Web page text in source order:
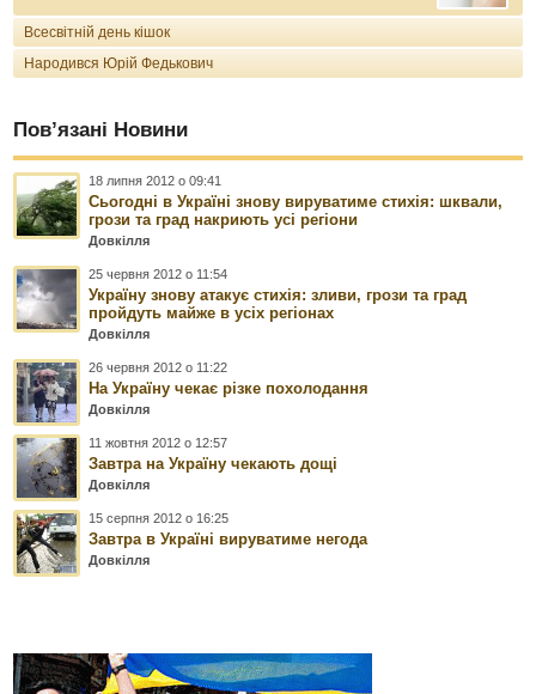
Всесвітній день кішок
Народився Юрій Федькович
Пов’язані Новини
18 липня 2012 о 09:41
Сьогодні в Україні знову вируватиме стихія: шквали,
грози та град накриють усі регіони
Довкілля
25 червня 2012 о 11:54
Україну знову атакує стихія: зливи, грози та град
пройдуть майже в усіх регіонах
Довкілля
26 червня 2012 о 11:22
На Україну чекає різке похолодання
Довкілля
11 жовтня 2012 о 12:57
Завтра на Україну чекають дощі
Довкілля
15 серпня 2012 о 16:25
Завтра в Україні вируватиме негода
Довкілля